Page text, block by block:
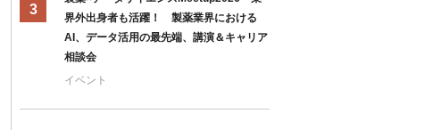
3
界外出身者も活躍！ 製薬業界における
AI、データ活用の最先端、講演＆キャリア
相談会
イベント